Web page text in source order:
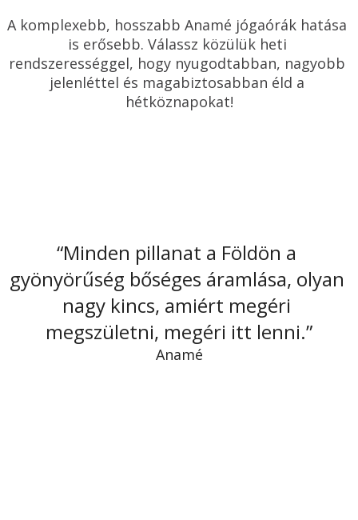
A komplexebb, hosszabb Anamé jógaórák hatása
is erősebb. Válassz közülük heti
rendszerességgel, hogy nyugodtabban, nagyobb
jelenléttel és magabiztosabban éld a
hétköznapokat!
“Minden pillanat a Földön a
gyönyörűség bőséges áramlása, olyan
nagy kincs, amiért megéri
megszületni, megéri itt lenni.”
Anamé